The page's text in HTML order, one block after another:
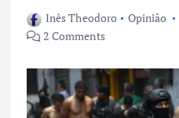
Inês Theodoro Opinião
2 Comments